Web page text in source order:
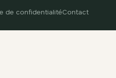
de confidentialitéContact